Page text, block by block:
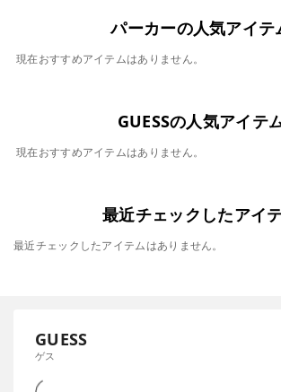
パーカーの人気アイテ
現在おすすめアイテムはありません。
GUESSの人気アイテ
現在おすすめアイテムはありません。
最近チェックしたアイ
最近チェックしたアイテムはありません。
GUESS
ゲス